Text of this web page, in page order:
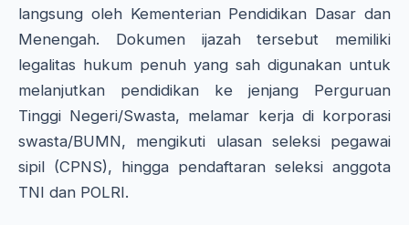
langsung oleh Kementerian Pendidikan Dasar dan
Menengah. Dokumen ijazah tersebut memiliki
legalitas hukum penuh yang sah digunakan untuk
melanjutkan pendidikan ke jenjang Perguruan
Tinggi Negeri/Swasta, melamar kerja di korporasi
swasta/BUMN, mengikuti ulasan seleksi pegawai
sipil (CPNS), hingga pendaftaran seleksi anggota
TNI dan POLRI.